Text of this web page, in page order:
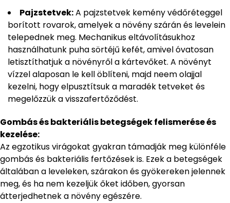
Pajzstetvek:A pajzstetvek kemény védőréteggel
borított rovarok, amelyek a növény szárán és levelein
telepednek meg. Mechanikus eltávolításukhoz
használhatunk puha sörtéjű kefét, amivel óvatosan
letisztíthatjuk a növényről a kártevőket. A növényt
vízzel alaposan le kell öblíteni, majd neem olajjal
kezelni, hogy elpusztítsuk a maradék tetveket és
megelőzzük a visszafertőződést.
Gombás és bakteriális betegségek felismerése és
kezelése:
Az egzotikus virágokat gyakran támadják meg különféle
gombás és bakteriális fertőzések is. Ezek a betegségek
általában a leveleken, szárakon és gyökereken jelennek
meg, és ha nem kezeljük őket időben, gyorsan
átterjedhetnek a növény egészére.